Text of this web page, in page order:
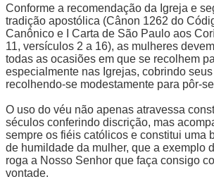
Conforme a recomendação da Igreja e
tradição apostólica (Cânon 1262 do
Canônico e I Carta de São Paulo aos
11, versículos 2 a 16), as mulheres
todas as ocasiões em que se recolhem
especialmente nas Igrejas, cobrindo
recolhendo-se modestamente para pôr-
O uso do véu não apenas atravessa
séculos conferindo discrição, mas
sempre os fiéis católicos e constitui uma
de humildade da mulher, que a exemplo
roga a Nosso Senhor que faça consigo
vontade.